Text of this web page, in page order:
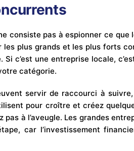
consiste pas à espionner ce
les plus grands et les plus forts
c’est une entreprise locale,
catégorie.
servir de raccourci à
pour croître et créez
pas à l’aveugle. Les grandes
car l’investissement